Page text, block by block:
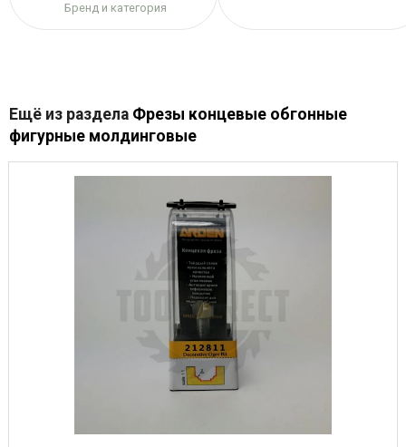
Бренд и категория
Ещё из раздела Фрезы концевые обгонные
фигурные молдинговые